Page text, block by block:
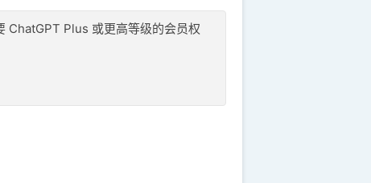
Plus 或更高等级的会员权